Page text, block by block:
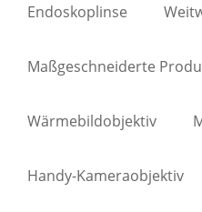
Endoskoplinse
Maßgeschneiderte
Wärmebildobjektiv
Handy-Kameraobjektiv